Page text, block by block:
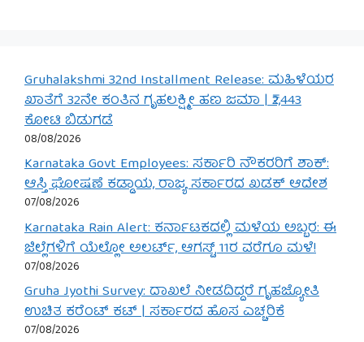
Gruhalakshmi 32nd Installment Release: ಮಹಿಳೆಯರ
ಖಾತೆಗೆ 32ನೇ ಕಂತಿನ ಗೃಹಲಕ್ಷ್ಮೀ ಹಣ ಜಮಾ | ₹2,443
ಕೋಟಿ ಬಿಡುಗಡೆ
08/08/2026
Karnataka Govt Employees: ಸರ್ಕಾರಿ ನೌಕರರಿಗೆ ಶಾಕ್:
ಆಸ್ತಿ ಘೋಷಣೆ ಕಡ್ಡಾಯ, ರಾಜ್ಯ ಸರ್ಕಾರದ ಖಡಕ್ ಆದೇಶ
07/08/2026
Karnataka Rain Alert: ಕರ್ನಾಟಕದಲ್ಲಿ ಮಳೆಯ ಅಬ್ಬರ: ಈ
ಜಿಲ್ಲೆಗಳಿಗೆ ಯೆಲ್ಲೋ ಅಲರ್ಟ್, ಆಗಸ್ಟ್ 11ರ ವರೆಗೂ ಮಳೆ!
07/08/2026
Gruha Jyothi Survey: ದಾಖಲೆ ನೀಡದಿದ್ದರೆ ಗೃಹಜ್ಯೋತಿ
ಉಚಿತ ಕರೆಂಟ್ ಕಟ್ | ಸರ್ಕಾರದ ಹೊಸ ಎಚ್ಚರಿಕೆ
07/08/2026